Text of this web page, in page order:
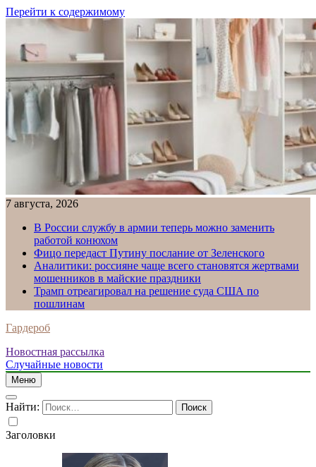
Перейти к содержимому
7 августа, 2026
В России службу в армии теперь можно заменить
работой конюхом
Фицо передаст Путину послание от Зеленского
Аналитики: россияне чаще всего становятся жертвами
мошенников в майские праздники
Трамп отреагировал на решение суда США по
пошлинам
Гардероб
Новостная рассылка
Случайные новости
Меню
Найти:
Заголовки